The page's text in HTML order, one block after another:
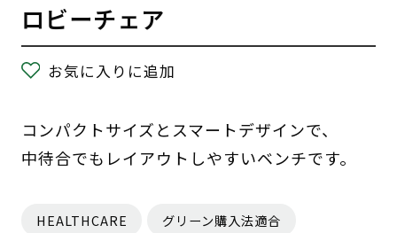
ロビーチェア
お気に入りに追加
コンパクトサイズとスマートデザインで、
中待合でもレイアウトしやすいベンチです。
HEALTHCARE グリーン購入法適合